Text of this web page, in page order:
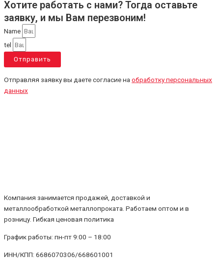
Хотите работать с нами? Тогда оставьте
заявку, и мы Вам перезвоним!
Name
tel
Отправить
Отправляя заявку вы даете согласие на обработку персональных
данных
Компания занимается продажей, доставкой и
металлообработкой металлопроката. Работаем оптом и в
розницу. Гибкая ценовая политика
График работы: пн-пт 9:00 – 18:00
ИНН/КПП: 6686070306/668601001